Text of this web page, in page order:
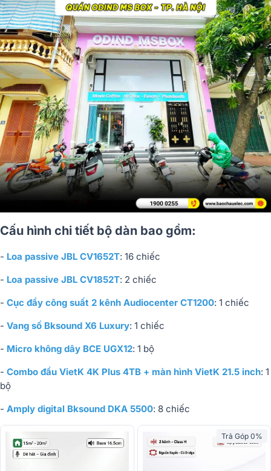
Cấu hình chi tiết bộ dàn bao gồm:
- Loa passive JBL CV1652T: 16 chiếc
- Loa passive JBL CV1852T: 2 chiếc
- Cục đẩy công suất 2 kênh Audiocenter CT1200: 1 chiếc
- Vang số Bksound X6 Luxury: 1 chiếc
- Micro không dây BCE UGX12: 1 bộ
- Combo đầu VietK 4K Plus 4TB + màn hình VietK 21.5 inch: 1
bộ
- Amply digital Bksound DKA 5500: 8 chiếc
Trả Góp 0%